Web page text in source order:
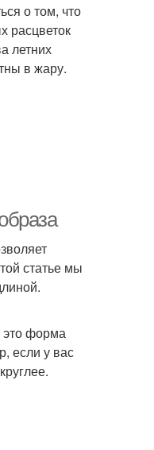
о том, что
расцветок
летних
в жару.
статье мы
это форма
если у вас